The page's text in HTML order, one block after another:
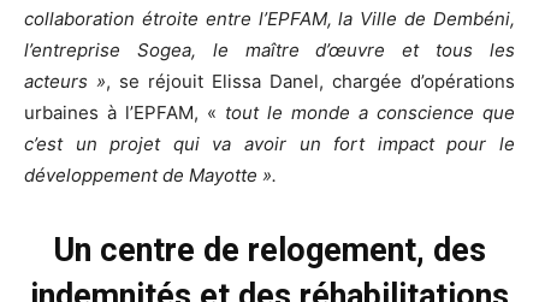
collaboration étroite entre l’EPFAM, la Ville de Dembéni,
l’entreprise Sogea, le maître d’œuvre et tous les
acteurs », se réjouit Elissa Danel, chargée d’opérations
urbaines à l’EPFAM, « tout le monde a conscience que
c’est un projet qui va avoir un fort impact pour le
développement de Mayotte ».
Un centre de relogement, des